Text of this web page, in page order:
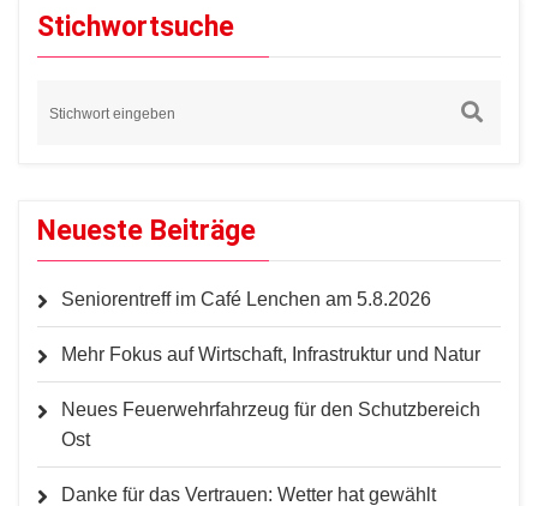
Stichwortsuche
Neueste Beiträge
Seniorentreff im Café Lenchen am 5.8.2026
Mehr Fokus auf Wirtschaft, Infrastruktur und Natur
Neues Feuerwehrfahrzeug für den Schutzbereich
Ost
Danke für das Vertrauen: Wetter hat gewählt